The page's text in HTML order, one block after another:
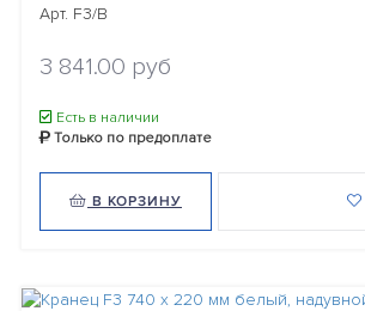
Арт. F3/B
3 841.00 руб
Есть в наличии
Только по предоплате
В КОРЗИНУ